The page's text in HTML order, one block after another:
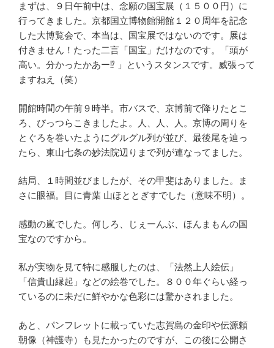
まずは、９日午前中は、念願の国宝展（１５００円）に
行ってきました。京都国立博物館開館１２０周年を記念
した大博覧会で、本当は、国宝展ではないのです。展は
付きません！たった二言「国宝」だけなのです。「頭が
高い。分かったかあー⁉︎ 」というスタンスです。威張って
ますねえ（笑）
開館時間の午前９時半。市バスで、京博前で降りたとこ
ろ、びっつらこきましたよ。人、人、人。京博の周りを
とぐろを巻いたようにグルグル列が並び、最後尾を辿っ
たら、東山七条の妙法院辺りまで列が連なってました。
結局、１時間並びましたが、その甲斐はありました。ま
さに眼福。目に青葉 山ほととぎすでした（意味不明）。
感動の嵐でした。何しろ、じぇーんぶ、ほんまもんの国
宝なのですから。
私が実物を見て特に感服したのは、「法然上人絵伝」
「信貴山縁起」などの絵巻でした。８００年ぐらい経っ
ているのに未だに鮮やかな色彩には驚かされました。
あと、パンフレットに載っていた志賀島の金印や伝源頼
朝像（神護寺）も見たかったのですが、この後に公開さ